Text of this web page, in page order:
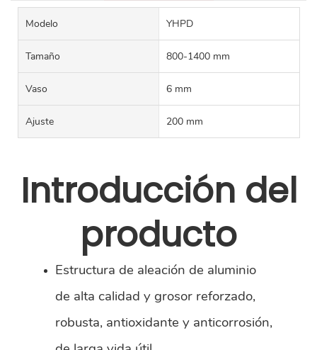
Modelo YHPD
Tamaño 800-1400 mm
Vaso 6 mm
Ajuste 200 mm
Introducción del
producto
Estructura de aleación de aluminio
de alta calidad y grosor reforzado,
robusta, antioxidante y anticorrosión,